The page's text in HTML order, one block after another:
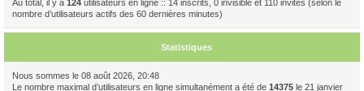
Au total, il y a 124 utilisateurs en ligne :: 14 inscrits, 0 invisible et 110 invités (selon le
nombre d’utilisateurs actifs des 60 dernières minutes)
Statistiques
Nous sommes le 08 août 2026, 20:48
Le nombre maximal d’utilisateurs en ligne simultanément a été de 14375 le 21 janvier